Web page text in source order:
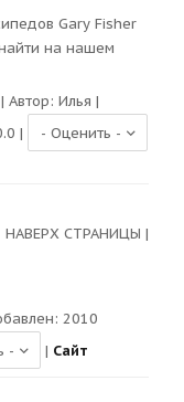
Gary Fisher
на нашем
| Автор: Илья |
|
НАВЕРХ СТРАНИЦЫ |
2010
| Сайт